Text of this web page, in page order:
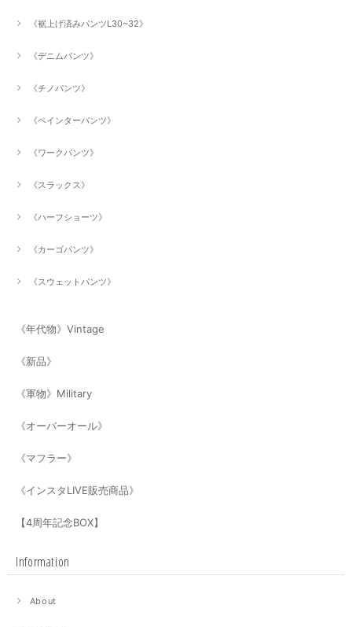
《裾上げ済みパンツL30~32》
《デニムパンツ》
《チノパンツ》
《ペインターパンツ》
《ワークパンツ》
《スラックス》
《ハーフショーツ》
《カーゴパンツ》
《スウェットパンツ》
《年代物》Vintage
《新品》
《軍物》Military
《オーバーオール》
《マフラー》
《インスタLIVE販売商品》
【4周年記念BOX】
Information
About